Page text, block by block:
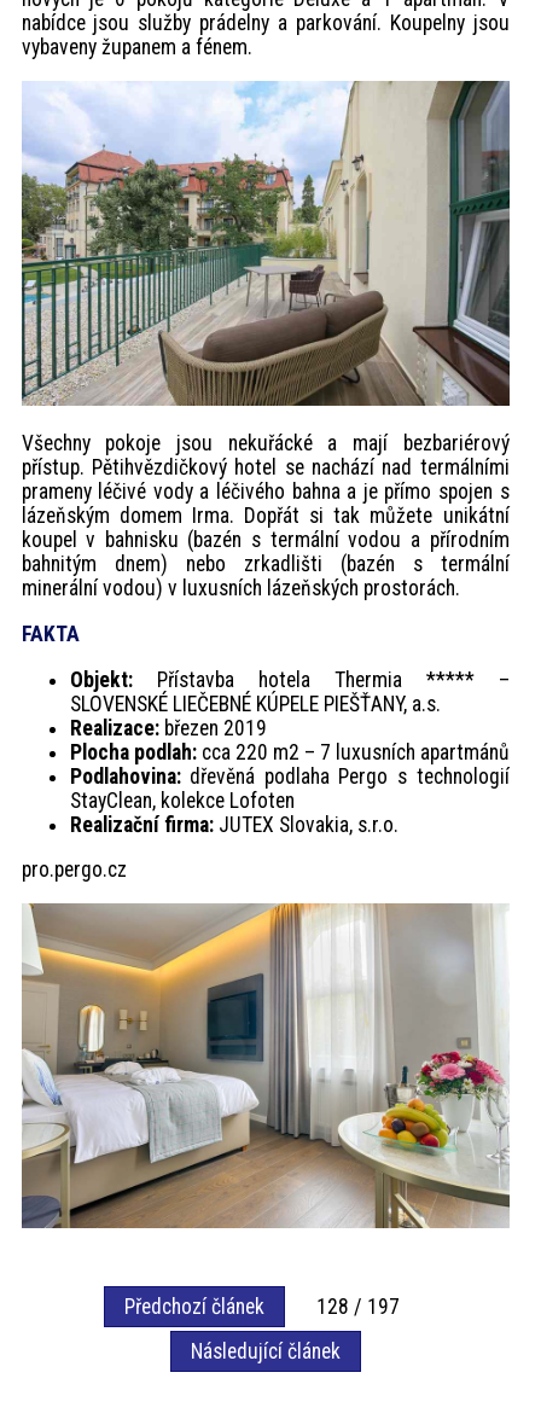
nabídce jsou služby prádelny a parkování. Koupelny jsou
vybaveny županem a fénem.
Všechny pokoje jsou nekuřácké a mají bezbariérový
přístup. Pětihvězdičkový hotel se nachází nad termálními
prameny léčivé vody a léčivého bahna a je přímo spojen s
lázeňským domem Irma. Dopřát si tak můžete unikátní
koupel v bahnisku (bazén s termální vodou a přírodním
bahnitým dnem) nebo zrkadlišti (bazén s termální
minerální vodou) v luxusních lázeňských prostorách.
FAKTA
Objekt:Přístavba hotela Thermia ***** –
SLOVENSKÉ LIEČEBNÉ KÚPELE PIEŠŤANY, a.s.
Realizace:březen 2019
Plocha podlah:cca 220 m2 – 7 luxusních apartmánů
Podlahovina: dřevěná podlaha Pergo s technologií
StayClean, kolekce Lofoten
Realizační firma:JUTEX Slovakia, s.r.o.
pro.pergo.cz
Předchozí článek
128 / 197
Následující článek